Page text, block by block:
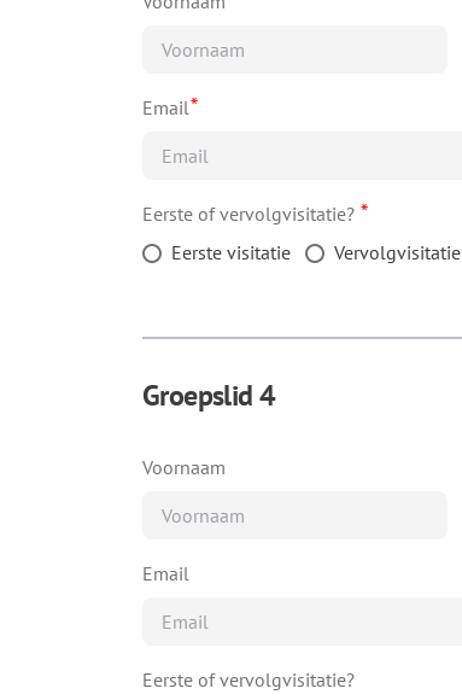
Email*
Eerste of vervolgvisitatie? *
Eerste visitatie Vervolgvisitatie
Groepslid 4
Voornaam
Email
Eerste of vervolgvisitatie?